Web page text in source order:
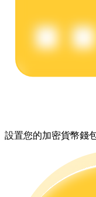
使您的資產穩定
設置您的加密貨幣錢